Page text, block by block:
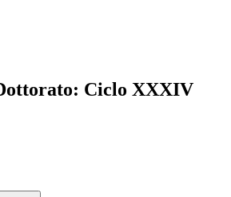
Ciclo XXXIV